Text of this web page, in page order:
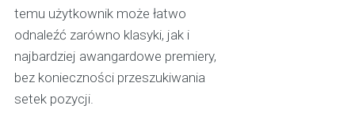
temu użytkownik może łatwo
odnaleźć zarówno klasyki, jak i
najbardziej awangardowe premiery,
bez konieczności przeszukiwania
setek pozycji.